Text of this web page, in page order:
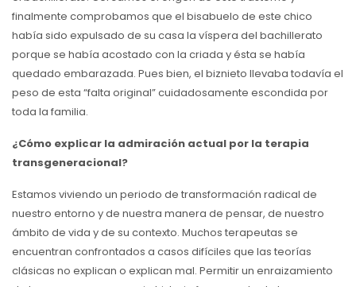
finalmente comprobamos que el bisabuelo de este chico
había sido expulsado de su casa la víspera del bachillerato
porque se había acostado con la criada y ésta se había
quedado embarazada. Pues bien, el biznieto llevaba todavía el
peso de esta “falta original” cuidadosamente escondida por
toda la familia.
¿Cómo explicar la admiración actual por la terapia
transgeneracional?
Estamos viviendo un periodo de transformación radical de
nuestro entorno y de nuestra manera de pensar, de nuestro
ámbito de vida y de su contexto. Muchos terapeutas se
encuentran confrontados a casos difíciles que las teorías
clásicas no explican o explican mal. Permitir un enraizamiento